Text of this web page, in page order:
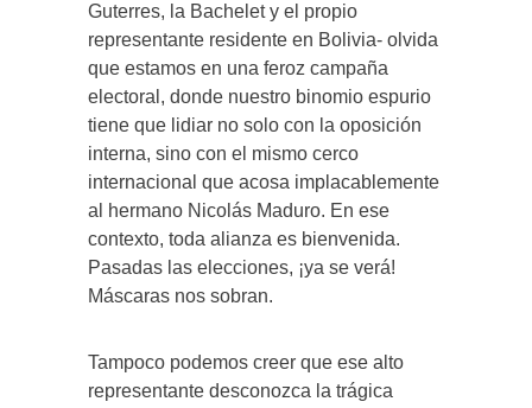
Guterres, la Bachelet y el propio
representante residente en Bolivia- olvida
que estamos en una feroz campaña
electoral, donde nuestro binomio espurio
tiene que lidiar no solo con la oposición
interna, sino con el mismo cerco
internacional que acosa implacablemente
al hermano Nicolás Maduro. En ese
contexto, toda alianza es bienvenida.
Pasadas las elecciones, ¡ya se verá!
Máscaras nos sobran.
Tampoco podemos creer que ese alto
representante desconozca la trágica